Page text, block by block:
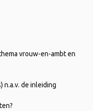
vrouw-en-ambt en
n.a.v. de inleiding